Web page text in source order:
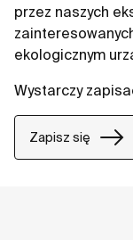
przez naszych
ekologicznym
Wystarczy
Zapisz się